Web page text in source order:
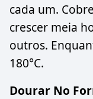
cada um.
crescer meia
outros.
180°C.
Dourar No